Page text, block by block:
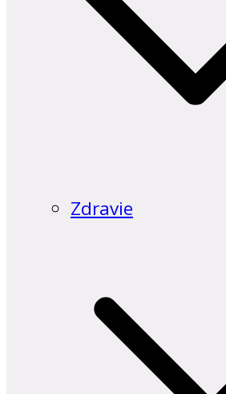
Zdravie